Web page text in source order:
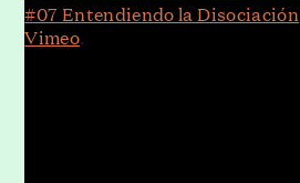
#07 Entendiendo la Disociación
Vimeo.